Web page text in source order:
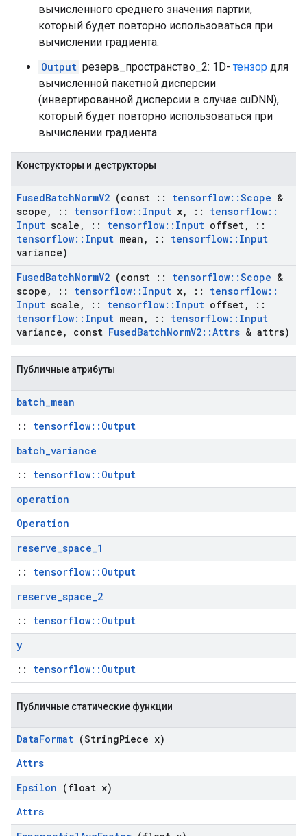
вычисленного среднего значения партии,
который будет повторно использоваться при
вычислении градиента.
Output резерв_пространство_2: 1D- тензор для
вычисленной пакетной дисперсии
(инвертированной дисперсии в случае cuDNN),
который будет повторно использоваться при
вычислении градиента.
Конструкторы и деструкторы
FusedBatchNormV2 (const :: tensorflow::Scope &
scope , :: tensorflow:: Input x, :: tensorflow::
Input scale , :: tensorflow:: Input offset,
::
tensorflow:: Input mean , :: tensorflow:: Input
variance)
FusedBatchNormV2 (const :: tensorflow::Scope &
scope , :: tensorflow:: Input x, :: tensorflow::
Input scale , :: tensorflow:: Input offset,
::
tensorflow:: Input mean , :: tensorflow:: Input
variance , const FusedBatchNormV2::Attrs & attrs)
Публичные атрибуты
batch_mean
:: tensorflow::Output
batch_variance
:: tensorflow::Output
operation
Operation
reserve_space_1
:: tensorflow::Output
reserve_space_2
:: tensorflow::Output
y
:: tensorflow::Output
Публичные статические функции
DataFormat (StringPiece x)
Attrs
Epsilon (float x)
Attrs